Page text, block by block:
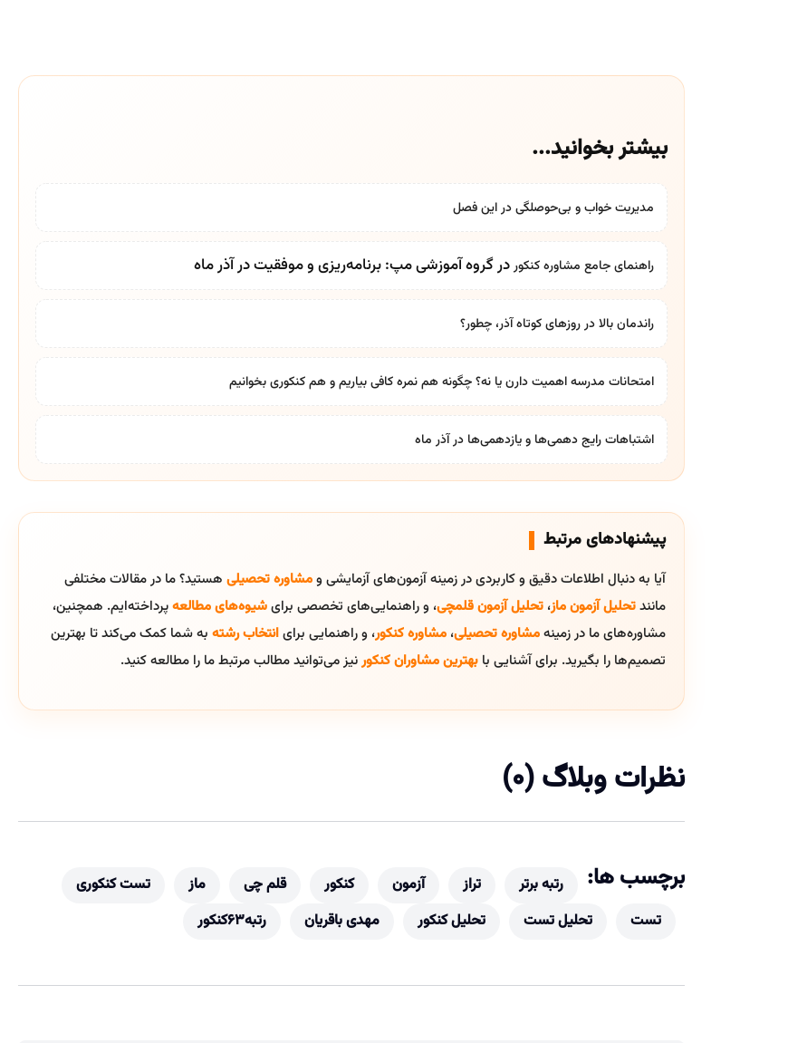
بیشتر بخوانید...
مدیریت خواب و بی‌حوصلگی در این فصل
راهنمای جامع مشاوره کنکوردر گروه آموزشی مپ: برنامه‌ریزی و موفقیت در آذر ماه
راندمان بالا در روزهای کوتاه آذر، چطور؟
امتحانات مدرسه اهمیت دارن یا نه؟ چگونه هم نمره کافی بیاریم و هم کنکوری بخوانیم
اشتباهات رایج دهمی‌ها و یازدهمی‌ها در آذر ماه
پیشنهادهای مرتبط
آیا به دنبال اطلاعات دقیق و کاربردی در زمینه آزمون‌های آزمایشی ومشاوره تحصیلی هستید؟ ما در مقالات مختلفی
مانندتحلیل آزمون ماز، تحلیل آزمون قلمچی، و راهنمایی‌های تخصصی برایشیوه‌های مطالعهپرداخته‌ایم. همچنین،
مشاوره‌های ما در زمینهمشاوره تحصیلی، مشاوره کنکور، و راهنمایی برایانتخاب رشته به شما کمک می‌کند تا بهترین
تصمیم‌ها را بگیرید. برای آشنایی با بهترین مشاوران کنکورنیز می‌توانید مطالب مرتبط ما را مطالعه کنید.
نظرات وبلاگ (0)
برچسب ها: رتبه برتر تراز آزمون کنکور قلم چی ماز
تست کنکوری
تست
تحلیل تست تحلیل کنکور مهدی باقریان رتبه63کنکور